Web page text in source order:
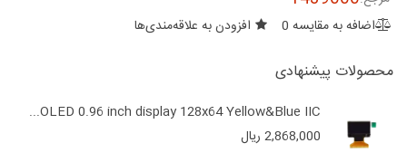
اضافه به مقایسه 0 افزودن به علاقه‌مندی‌ها
محصولات پیشنهادی
OLED 0.96 inch display 128x64 Yellow&Blue IIC...
2,868,000 ریال